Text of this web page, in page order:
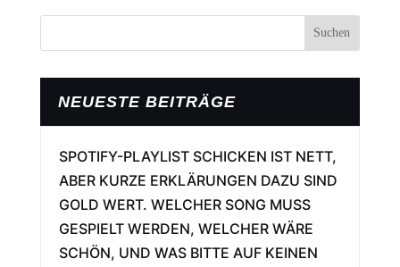
ENERGIE, NEUEN SOUNDS
UND NOCH MEHR FOKUS.
DAS HIER IST ERST DER
ANFANG. 🖤 #NEWCHAPTER
#CREATIVEPROCESS
#COMINGBACKSTRONG
BUCHUNGEN UNTER:
DJTOMSTROH.DE
NEUESTE BEITRÄGE
SPOTIFY-PLAYLIST SCHICKEN IST NETT,
ABER KURZE ERKLÄRUNGEN DAZU SIND
GOLD WERT. WELCHER SONG MUSS
GESPIELT WERDEN, WELCHER WÄRE
SCHÖN, UND WAS BITTE AUF KEINEN